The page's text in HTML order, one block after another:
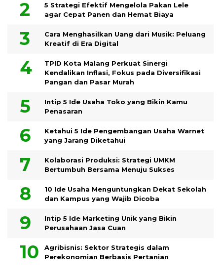
5 Strategi Efektif Mengelola Pakan Lele
agar Cepat Panen dan Hemat Biaya
Cara Menghasilkan Uang dari Musik: Peluang
Kreatif di Era Digital
TPID Kota Malang Perkuat Sinergi
Kendalikan Inflasi, Fokus pada Diversifikasi
Pangan dan Pasar Murah
Intip 5 Ide Usaha Toko yang Bikin Kamu
Penasaran
Ketahui 5 Ide Pengembangan Usaha Warnet
yang Jarang Diketahui
Kolaborasi Produksi: Strategi UMKM
Bertumbuh Bersama Menuju Sukses
10 Ide Usaha Menguntungkan Dekat Sekolah
dan Kampus yang Wajib Dicoba
Intip 5 Ide Marketing Unik yang Bikin
Perusahaan Jasa Cuan
Agribisnis: Sektor Strategis dalam
Perekonomian Berbasis Pertanian